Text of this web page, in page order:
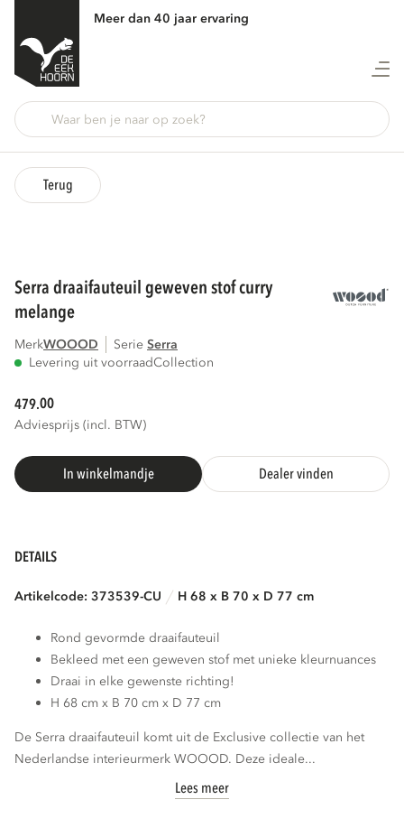
Meer dan 40 jaar ervaring
Terug
serra draaifauteuil geweven stof curry
melange
MerkWOOOD Serie
serra
Levering uit voorraadCollection
479.00
Adviesprijs (incl. BTW)
In winkelmandje Dealer vinden
DETAILS
Artikelcode: 373539-CU H 68 x B 70 x D 77 cm
Rond gevormde draaifauteuil
Bekleed met een geweven stof met unieke kleurnuances
Draai in elke gewenste richting!
H 68 cm x B 70 cm x D 77 cm
De Serra draaifauteuil komt uit de Exclusive collectie van het
Nederlandse interieurmerk WOOOD. Deze ideale...
Lees meer